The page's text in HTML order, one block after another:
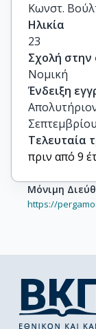
Κωνστ.
Ηλικία
23
Σχολή στην
Νομική
Ένδειξη
Τελευταία
πριν από 9
Μόνιμη
https://